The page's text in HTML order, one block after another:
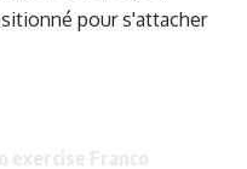
pour s'attacher